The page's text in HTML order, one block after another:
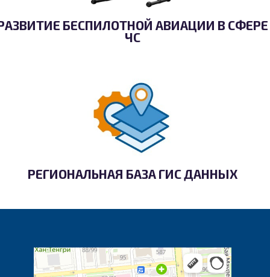
БЕСПИЛОТНОЙ АВИАЦИИ В СФЕРЕ
ЧС
РЕГИОНАЛЬНАЯ БАЗА ГИС ДАННЫХ